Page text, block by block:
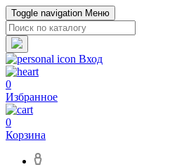
Toggle navigation Меню
Вход
0
Избранное
0
Корзина